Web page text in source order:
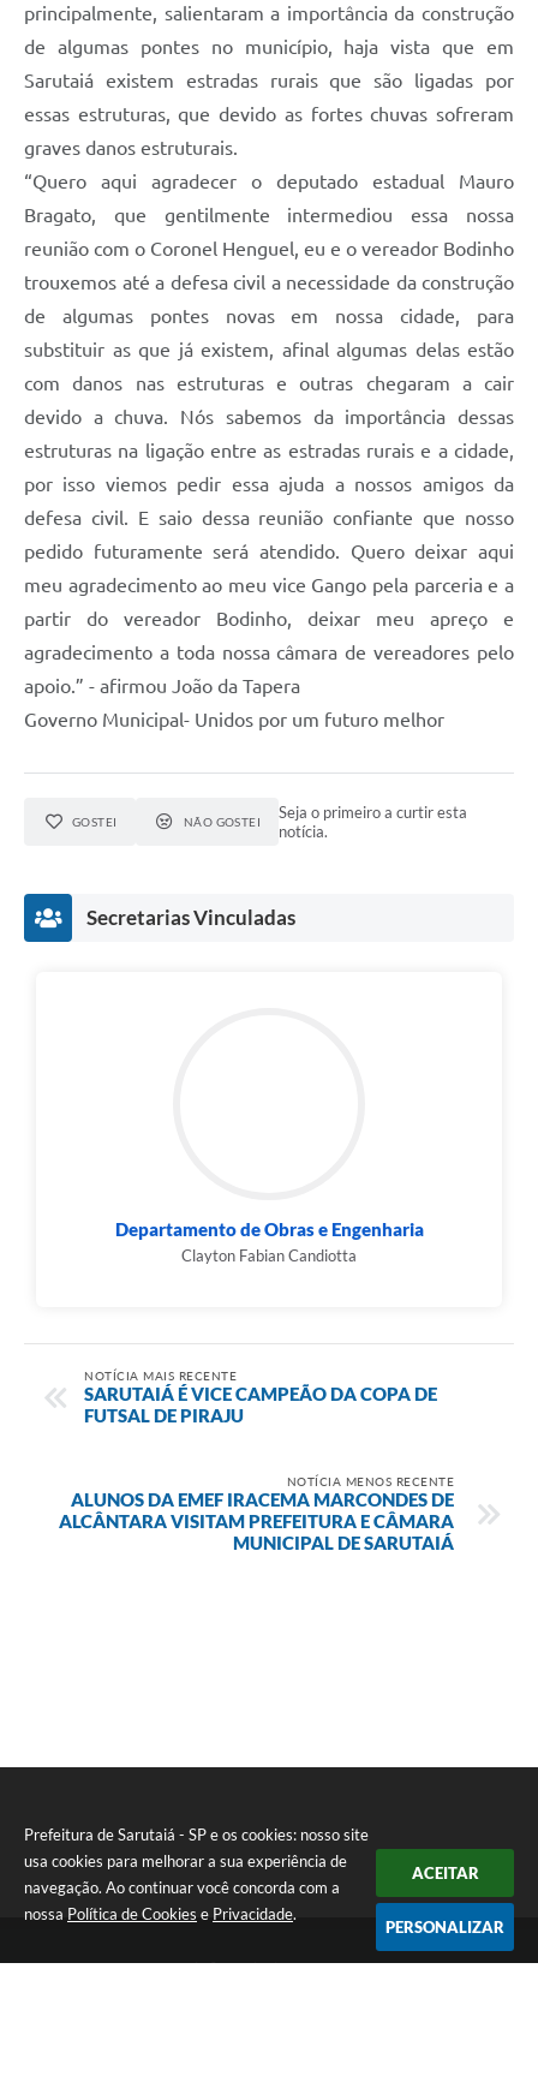
Prefeitura de Sarutaiá - SP e os cookies: nosso site
usa cookies para melhorar a sua experiência de
navegação. Ao continuar você concorda com a
nossa Política de Cookies e Privacidade.
ACEITAR
PERSONALIZAR
principalmente, salientaram a importância da construção
de algumas pontes no município, haja vista que em
Sarutaiá existem estradas rurais que são ligadas por
essas estruturas, que devido as fortes chuvas sofreram
graves danos estruturais.
“Quero aqui agradecer o deputado estadual Mauro
Bragato, que gentilmente intermediou essa nossa
reunião com o Coronel Henguel, eu e o vereador Bodinho
trouxemos até a defesa civil a necessidade da construção
de algumas pontes novas em nossa cidade, para
substituir as que já existem, afinal algumas delas estão
com danos nas estruturas e outras chegaram a cair
devido a chuva. Nós sabemos da importância dessas
estruturas na ligação entre as estradas rurais e a cidade,
por isso viemos pedir essa ajuda a nossos amigos da
defesa civil. E saio dessa reunião confiante que nosso
pedido futuramente será atendido. Quero deixar aqui
meu agradecimento ao meu vice Gango pela parceria e a
partir do vereador Bodinho, deixar meu apreço e
agradecimento a toda nossa câmara de vereadores pelo
apoio.” - afirmou João da Tapera
Governo Municipal- Unidos por um futuro melhor
GOSTEI NÃO GOSTEI
Seja o primeiro a curtir esta
notícia.
Secretarias Vinculadas
Departamento de Obras e Engenharia
Clayton Fabian Candiotta
NOTÍCIA MAIS RECENTE
SARUTAIÁ É VICE CAMPEÃO DA COPA DE
FUTSAL DE PIRAJU
NOTÍCIA MENOS RECENTE
ALUNOS DA EMEF IRACEMA MARCONDES DE
ALCÂNTARA VISITAM PREFEITURA E CÂMARA
MUNICIPAL DE SARUTAIÁ
Telefone: (14) 33871900